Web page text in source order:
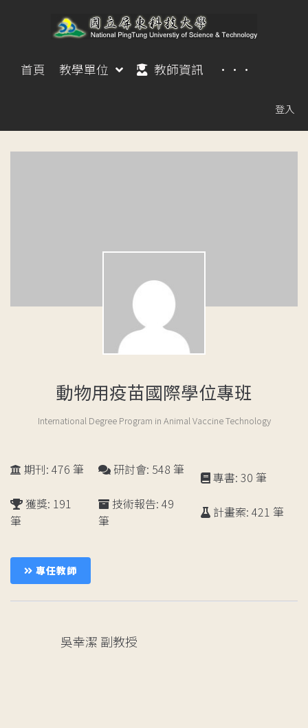
首頁 教學單位 教師資訊 ···
登入
動物用疫苗國際學位專班
International Degree Program in Animal Vaccine Technology
期刊: 476 筆
獲獎: 191
筆
研討會: 548 筆
技術報告: 49
筆
專書: 30 筆
計畫案: 421 筆
成
員
專任教師
吳幸潔 副教授